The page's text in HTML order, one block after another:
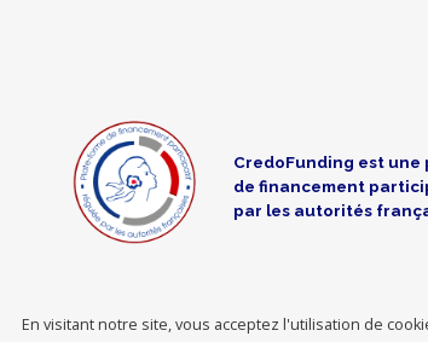
En visitant notre site, vous acceptez l'utilisation de
CredoFunding est
de financement
par les autorités